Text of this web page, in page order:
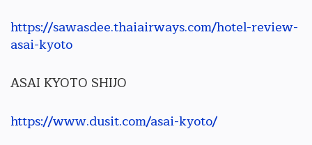
https://sawasdee.thaiairways.com/hotel-review-
asai-kyoto
ASAI KYOTO SHIJO
https://www.dusit.com/asai-kyoto/